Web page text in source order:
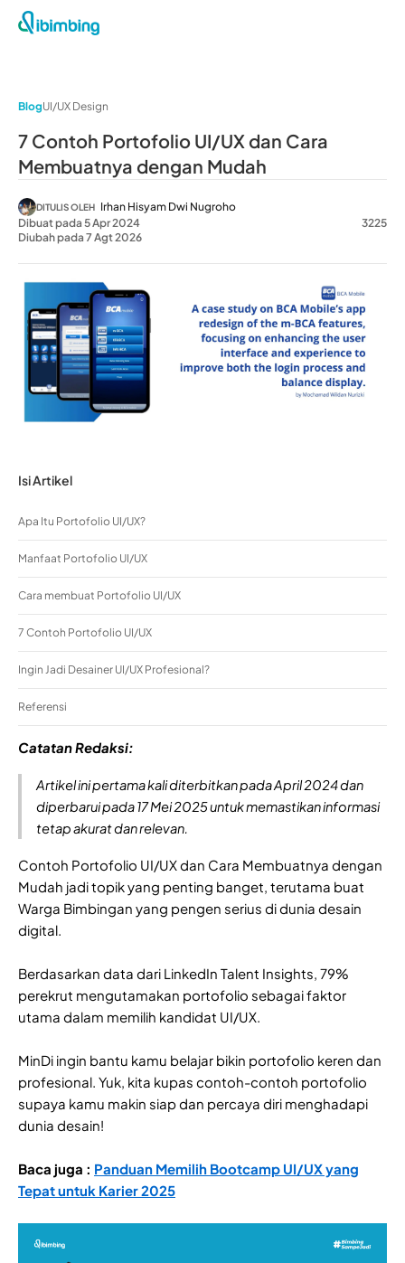
BlogUI/UX Design
7 Contoh Portofolio UI/UX dan Cara
Membuatnya dengan Mudah
DITULIS OLEH Irhan Hisyam Dwi Nugroho
Dibuat pada 5 Apr 2024
Diubah pada 7 Agt 2026
3225
Isi Artikel
Apa Itu Portofolio UI/UX?
Manfaat Portofolio UI/UX
Cara membuat Portofolio UI/UX
7 Contoh Portofolio UI/UX
Ingin Jadi Desainer UI/UX Profesional?
Referensi
Catatan Redaksi:
Artikel ini pertama kali diterbitkan pada April 2024 dan
diperbarui pada 17 Mei 2025 untuk memastikan informasi
tetap akurat dan relevan.
Contoh Portofolio UI/UX dan Cara Membuatnya dengan
Mudah jadi topik yang penting banget, terutama buat
Warga Bimbingan yang pengen serius di dunia desain
digital.
Berdasarkan data dari LinkedIn Talent Insights, 79%
perekrut mengutamakan portofolio sebagai faktor
utama dalam memilih kandidat UI/UX.
MinDi ingin bantu kamu belajar bikin portofolio keren dan
profesional. Yuk, kita kupas contoh-contoh portofolio
supaya kamu makin siap dan percaya diri menghadapi
dunia desain!
Baca juga : Panduan Memilih Bootcamp UI/UX yang
Tepat untuk Karier 2025